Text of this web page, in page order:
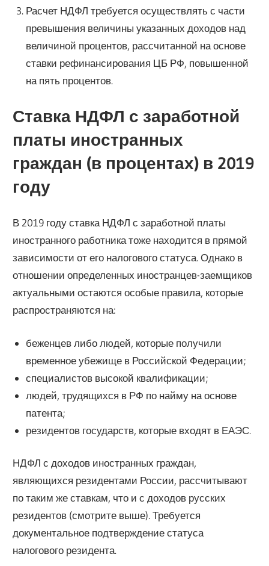
Расчет НДФЛ требуется осуществлять с части
превышения величины указанных доходов над
величиной процентов, рассчитанной на основе
ставки рефинансирования ЦБ РФ, повышенной
на пять процентов.
Ставка НДФЛ с заработной
платы иностранных
граждан (в процентах) в 2019
году
В 2019 году ставка НДФЛ с заработной платы
иностранного работника тоже находится в прямой
зависимости от его налогового статуса. Однако в
отношении определенных иностранцев-заемщиков
актуальными остаются особые правила, которые
распространяются на:
беженцев либо людей, которые получили
временное убежище в Российской Федерации;
специалистов высокой квалификации;
людей, трудящихся в РФ по найму на основе
патента;
резидентов государств, которые входят в ЕАЭС.
НДФЛ с доходов иностранных граждан,
являющихся резидентами России, рассчитывают
по таким же ставкам, что и с доходов русских
резидентов (смотрите выше). Требуется
документальное подтверждение статуса
налогового резидента.